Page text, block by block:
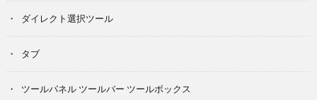
ダイレクト選択ツール
タブ
ツールパネル ツールバー ツールボックス